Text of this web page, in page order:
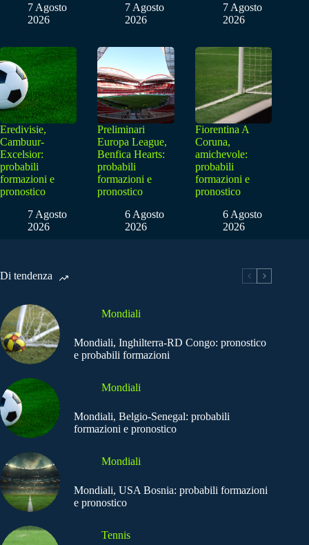
7 Agosto
2026
7 Agosto
2026
7 Agosto
2026
Eredivisie,
Cambuur-
Excelsior:
probabili
formazioni e
pronostico
7 Agosto
2026
Preliminari
Europa League,
Benfica Hearts:
probabili
formazioni e
pronostico
6 Agosto
2026
Fiorentina A
Coruna,
amichevole:
probabili
formazioni e
pronostico
6 Agosto
2026
Di tendenza
Mondiali
Mondiali, Inghilterra-RD Congo: pronostico
e probabili formazioni
Mondiali
Mondiali, Belgio-Senegal: probabili
formazioni e pronostico
Mondiali
Mondiali, USA Bosnia: probabili formazioni
e pronostico
Tennis